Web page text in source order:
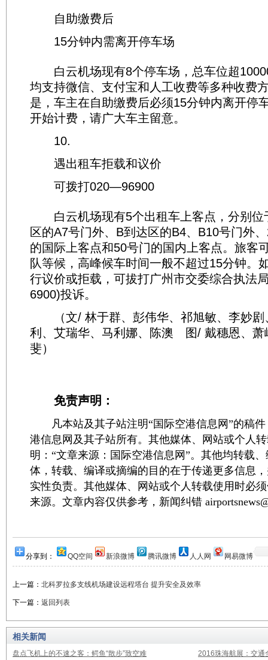
自助缴费后
15分钟内需离开停车场
白云机场现有8个停车场，总车位超
均支持微信、支付宝和人工收费等多种收费
是，车主在自助缴费后必须15分钟内离开停
开始计费，请广大车主留意。
10.
遇出租车拒载和议价
可拨打020—96900
白云机场现有5个出租车上客点，分别位
区的A7号门外、B到达区的B4、B10号门外
的国际上客点和50号门的国内上客点。旅客
队等候，高峰候车时间一般不超过15分钟。
行议价或拒载，可拔打广州市交委综合执法
6900)投诉。
（文/ 林于群、彭伟华、祁旭敏、李妙剧
利、艾瑞华、马利娜、陈澳 图/ 戴穗恩、萧
斐）
免责声明：
凡本站及其子站注明“国际空港信息网”的稿件
港信息网及其子站所有。其他媒体、网站或个人
明：“文章来源：国际空港信息网”。其他均转载
体，转载、编译或摘编的目的在于传递更多信息
实性负责。其他媒体、网站或个人转载使用时必
来源。文章内容仅供参考，新闻纠错
分享到： QQ空间 新浪微博 腾讯微博 人人网 网易微博
上一篇： 北科罗拉多支线机场建设远程塔台 提升安全及效率
下一篇： 返回列表
相关新闻
盘点飞机上的不速之客：鳄鱼“散步”致空难
2016珠海航展：交通